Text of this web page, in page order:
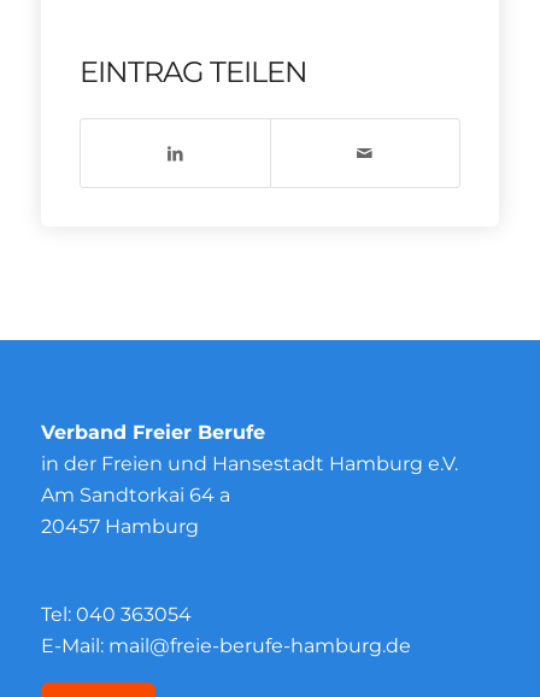
EINTRAG TEILEN
Verband Freier Berufe
in der Freien und Hansestadt Hamburg e.V.
Am Sandtorkai 64 a
20457 Hamburg
Tel: 040 363054
E-Mail: mail@freie-berufe-hamburg.de